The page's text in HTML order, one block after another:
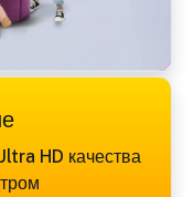
HD качества